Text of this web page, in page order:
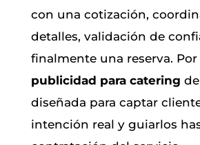
con una cotización,
detalles, validación de
finalmente una reserva. Por
publicidad para catering
diseñada para captar
intención real y guiarlos